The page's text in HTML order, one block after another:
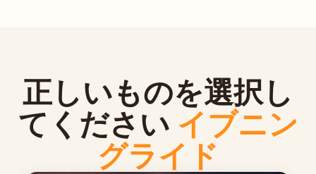
正しいものを選択し
てください イブニン
グライド